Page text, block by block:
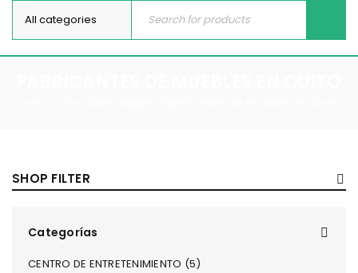
SHOP FILTER
Categorías
CENTRO DE ENTRETENIMIENTO (5)